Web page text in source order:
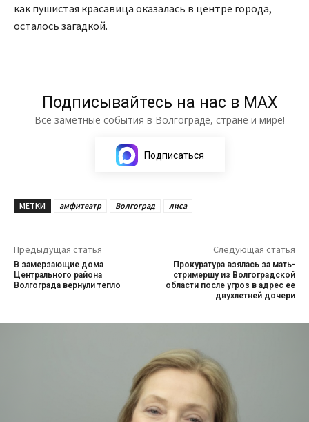
как пушистая красавица оказалась в центре города,
осталось загадкой.
Подписывайтесь на нас в МАХ
Все заметные события в Волгограде, стране и мире!
Подписаться
МЕТКИ амфитеатр Волгоград лиса
Предыдущая статья
В замерзающие дома
Центрального района
Волгограда вернули тепло
Следующая статья
Прокуратура взялась за мать-
стримершу из Волгоградской
области после угроз в адрес ее
двухлетней дочери